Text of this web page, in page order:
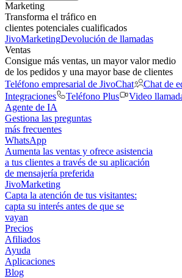
Marketing
Transforma el tráfico en
clientes potenciales cualificados
JivoMarketingDevolución de llamadas
Ventas
Consigue más ventas, un mayor valor medio
de los pedidos y una mayor base de clientes
Teléfono empresarial de JivoChat
Chat de
Integraciones
Teléfono Plus Video
Agente de IA
Gestiona las preguntas
más frecuentes
WhatsApp
Aumenta las ventas y ofrece asistencia
a tus clientes a través de su aplicación
de mensajería preferida
JivoMarketing
Capta la atención de tus visitantes:
capta su interés antes de que se
vayan
Precios
Afiliados
Ayuda
Aplicaciones
Blog